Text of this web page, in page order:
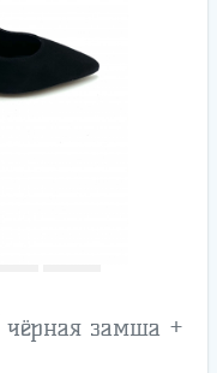
чёрная замша +